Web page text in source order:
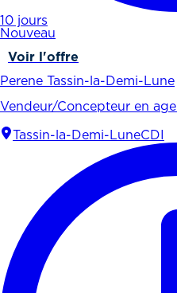
10 jours
Nouveau
Voir l'offre
Perene Tassin-la-Demi-Lune
Vendeur/Concepteur en
Tassin-la-Demi-LuneCDI